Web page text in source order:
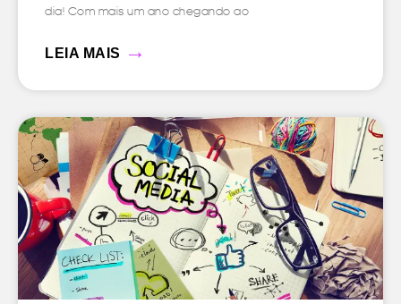
dia! Com mais um ano chegando ao
LEIA MAIS →